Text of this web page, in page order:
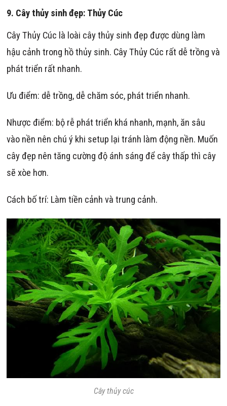
9. Cây thủy sinh đẹp: Thủy Cúc
Cây Thủy Cúc là loài cây thủy sinh đẹp được dùng làm
hậu cảnh trong hồ thủy sinh. Cây Thủy Cúc rất dễ trồng và
phát triển rất nhanh.
Ưu điểm: dễ trồng, dễ chăm sóc, phát triển nhanh.
Nhược điểm: bộ rễ phát triển khá nhanh, mạnh, ăn sâu
vào nền nên chú ý khi setup lại tránh làm động nền. Muốn
cây đẹp nên tăng cường độ ánh sáng để cây thấp thì cây
sẽ xòe hơn.
Cách bố trí: Làm tiền cảnh và trung cảnh.
Cây thủy cúc